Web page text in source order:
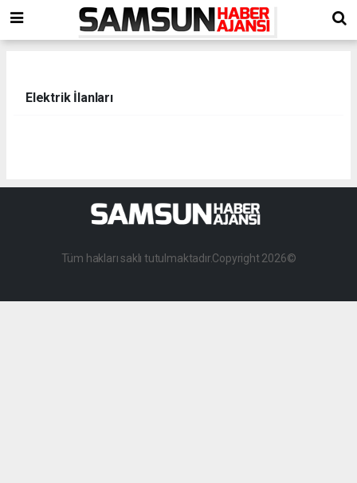
Elektrik İlanları
Tüm hakları saklı tutulmaktadır.Copyright 2026©